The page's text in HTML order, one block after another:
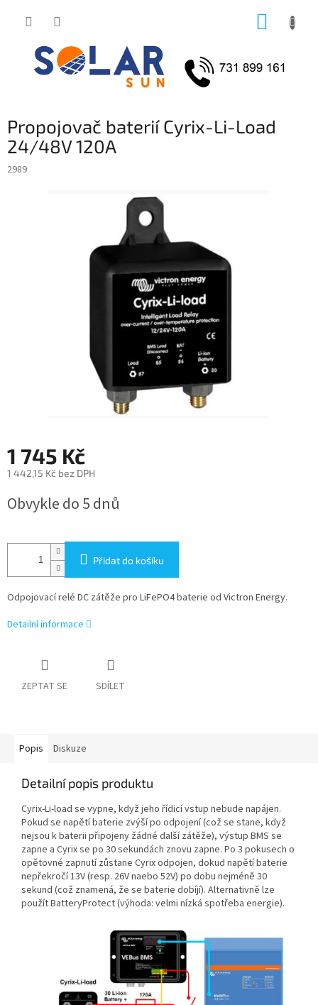
Propojovač baterií Cyrix-Li-Load
24/48V 120A
2989
1 745 Kč
1 442,15 Kč bez DPH
cena:
Obvykle do 5 dnů
Přidat do košíku
Odpojovací relé DC zátěže pro LiFePO4 baterie od Victron Energy.
Detailní informace
ZEPTAT SE SDÍLET
Popis Diskuze
Detailní popis produktu
Cyrix-Li-load se vypne, když jeho řídicí vstup nebude napájen.
Pokud se napětí baterie zvýší po odpojení (což se stane, když
nejsou k baterii připojeny žádné další zátěže), výstup BMS se
zapne a Cyrix se po 30 sekundách znovu zapne. Po 3 pokusech o
opětovné zapnutí zůstane Cyrix odpojen, dokud napětí baterie
nepřekročí 13V (resp. 26V naebo 52V) po dobu nejméně 30
sekund (což znamená, že se baterie dobíjí). Alternativně lze
použít BatteryProtect (výhoda: velmi nízká spotřeba energie).